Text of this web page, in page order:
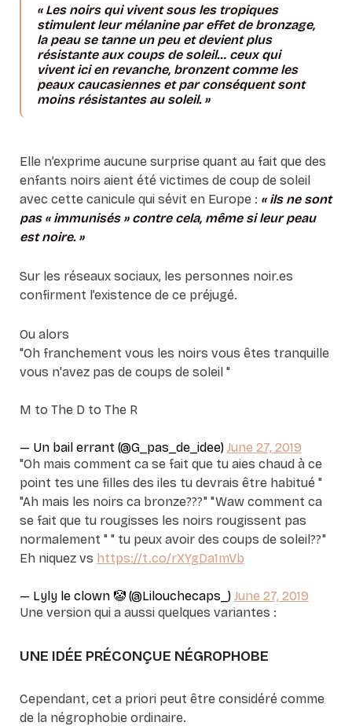
« Les noirs qui vivent sous les tropiques
stimulent leur mélanine par effet de bronzage,
la peau se tanne un peu et devient plus
résistante aux coups de soleil… ceux qui
vivent ici en revanche, bronzent comme les
peaux caucasiennes et par conséquent sont
moins résistantes au soleil. »
Elle n’exprime aucune surprise quant au fait que des
enfants noirs aient été victimes de coup de soleil
avec cette canicule qui sévit en Europe : « ils ne sont
pas « immunisés » contre cela, même si leur peau
est noire. »
Sur les réseaux sociaux, les personnes noir.es
confirment l’existence de ce préjugé.
Ou alors
"Oh franchement vous les noirs vous êtes tranquille
vous n'avez pas de coups de soleil "
M to The D to The R
— Un bail errant (@G_pas_de_idee) June 27, 2019
"Oh mais comment ca se fait que tu aies chaud à ce
point tes une filles des iles tu devrais être habitué "
"Ah mais les noirs ca bronze???" "Waw comment ca
se fait que tu rougisses les noirs rougissent pas
normalement " " tu peux avoir des coups de soleil??"
Eh niquez vs https://t.co/rXYgDa1mVb
— Lyly le clown 🤡 (@Lilouchecaps_) June 27, 2019
Une version qui a aussi quelques variantes :
UNE IDÉE PRÉCONÇUE NÉGROPHOBE
Cependant, cet a priori peut être considéré comme
de la négrophobie ordinaire.